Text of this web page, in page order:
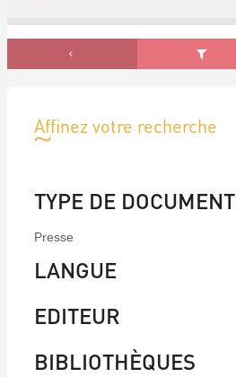
Affinez votre recherche
TYPE DE DOCUMENT
Presse
LANGUE
EDITEUR
BIBLIOTHÈQUES